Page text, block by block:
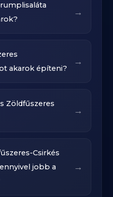
→
akarok építeni?
→
Zöldfűszeres
→
Csirkés
jobb a
→